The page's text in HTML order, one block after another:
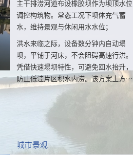
主干排涝河道布设橡胶坝作为坝顶水位
调控构筑物。常态工况下坝体充气蓄
水，维持景观与休闲用水水位；
洪水来临之际，设备数分钟内自动塌
坝，平铺于河床，不会阻碍高速行洪。
凭借快速塌坝特性，可避免回水抬升，
防止低洼片区积水内涝。该方案土方开
挖量小、保留河道原有断面，无需大范
围浇筑混凝土护面。
城市景观